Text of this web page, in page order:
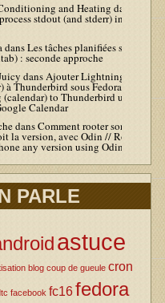
and Heating dans
stdout (and stderr) in real-time
dansLes tâches planifiées sous Linux
: seconde approche
dansAjouter Lightning
à Thunderbird sous Fedora / Add
to Thunderbird under
Calendar
dansComment rooter son Android
la version, avec Odin // Root your
any version using Odin
PARLE
astuce
blog coup de gueule cron
facebook fc16fedora